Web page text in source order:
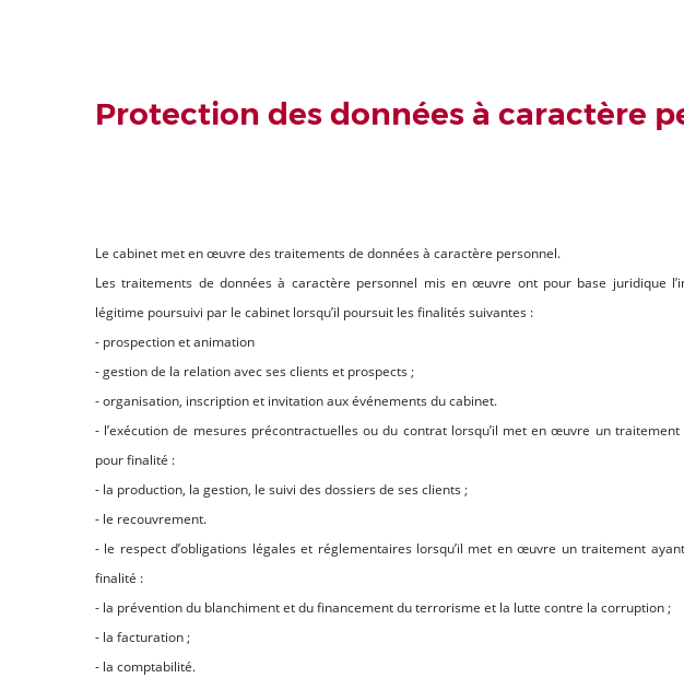
Protection des données à caractère
Le cabinet met en œuvre des traitements de données à caractère personnel.
Les traitements de données à caractère personnel mis en œuvre ont pour base juridique
légitime poursuivi par le cabinet lorsqu’il poursuit les finalités suivantes :
- prospection et animation
- gestion de la relation avec ses clients et prospects ;
- organisation, inscription et invitation aux événements du cabinet.
- l’exécution de mesures précontractuelles ou du contrat lorsqu’il met en œuvre un traitement
pour finalité :
- la production, la gestion, le suivi des dossiers de ses clients ;
- le recouvrement.
- le respect d’obligations légales et réglementaires lorsqu’il met en œuvre un traitement
finalité :
- la prévention du blanchiment et du financement du terrorisme et la lutte contre la corruption ;
- la facturation ;
- la comptabilité.